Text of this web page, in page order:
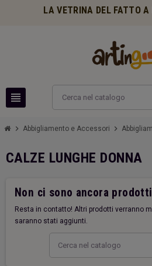
LA VETRINA DEL FATTO
view_headline
chevron_right Abbigliamento e Accessori chevron_right
CALZE LUNGHE DONNA
Non ci sono ancora
Resta in contatto! Altri prodotti verranno
saranno stati aggiunti.